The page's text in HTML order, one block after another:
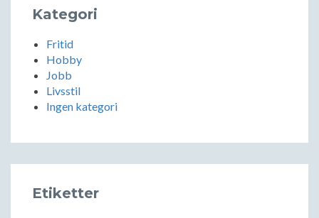
Kategori
Fritid
Hobby
Jobb
Livsstil
Ingen kategori
Etiketter